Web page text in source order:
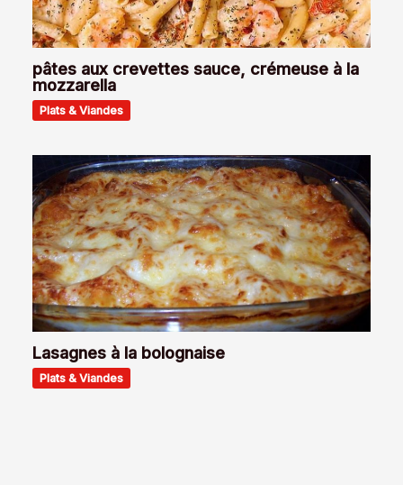
pâtes aux crevettes sauce, crémeuse à la
mozzarella
Plats & Viandes
Lasagnes à la bolognaise
Plats & Viandes